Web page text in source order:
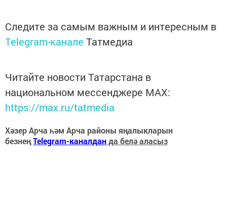
Следите за самым важным и интересным в
Telegram-канале Татмедиа
Читайте новости Татарстана в
национальном мессенджере MАХ:
https://max.ru/tatmedia
Хәзер Арча һәм Арча районы яңалыкларын
безнеңTelegram-каналданда белә аласыз